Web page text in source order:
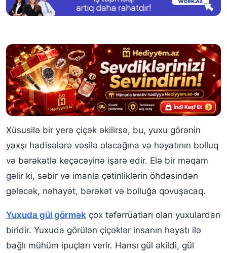
Xüsusilə bir yerə çiçək əkilirsə, bu, yuxu görənin
yaxşı hadisələrə vəsilə olacağına və həyatının bolluq
və bərəkətlə keçəcəyinə işarə edir. Elə bir məqam
gəlir ki, səbir və imanla çətinliklərin öhdəsindən
gələcək, nəhayət, bərəkət və bolluğa qovuşacaq.
Yuxuda gül görmək çox təfərrüatları olan yuxulardan
biridir. Yuxuda görülən çiçəklər insanın həyatı ilə
bağlı mühüm ipuçları verir. Hansı gül əkildi, gül